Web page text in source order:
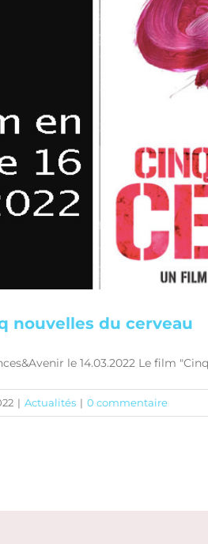
nouvelles du cerveau
le 14.03.2022 Le film "Cinq
| Actualités | 0 commentaire